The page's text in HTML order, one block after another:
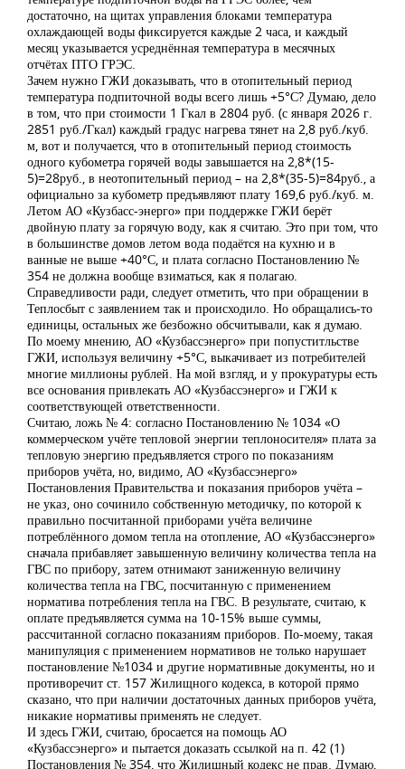
достаточно, на щитах управления блоками температура
охлаждающей воды фиксируется каждые 2 часа, и каждый
месяц указывается усреднённая температура в месячных
отчётах ПТО ГРЭС.
Зачем нужно ГЖИ доказывать, что в отопительный период
температура подпиточной воды всего лишь +5°С? Думаю, дело
в том, что при стоимости 1 Гкал в 2804 руб. (с января 2026 г.
2851 руб./Гкал) каждый градус нагрева тянет на 2,8 руб./куб.
м, вот и получается, что в отопительный период стоимость
одного кубометра горячей воды завышается на 2,8*(15-
5)=28руб., в неотопительный период – на 2,8*(35-5)=84руб., а
официально за кубометр предъявляют плату 169,6 руб./куб. м.
Летом АО «Кузбасс-энерго» при поддержке ГЖИ берёт
двойную плату за горячую воду, как я считаю. Это при том, что
в большинстве домов летом вода подаётся на кухню и в
ванные не выше +40°С, и плата согласно Постановлению №
354 не должна вообще взиматься, как я полагаю.
Справедливости ради, следует отметить, что при обращении в
Теплосбыт с заявлением так и происходило. Но обращались-то
единицы, остальных же безбожно обсчитывали, как я думаю.
По моему мнению, АО «Кузбассэнерго» при попуститльстве
ГЖИ, используя величину +5°С, выкачивает из потребителей
многие миллионы рублей. На мой взгляд, и у прокуратуры есть
все основания привлекать АО «Кузбассэнерго» и ГЖИ к
соответствующей ответственности.
Считаю, ложь № 4: согласно Постановлению № 1034 «О
коммерческом учёте тепловой энергии теплоносителя» плата за
тепловую энергию предъявляется строго по показаниям
приборов учёта, но, видимо, АО «Кузбассэнерго»
Постановления Правительства и показания приборов учёта –
не указ, оно сочинило собственную методичку, по которой к
правильно посчитанной приборами учёта величине
потреблённого домом тепла на отопление, АО «Кузбассэнерго»
сначала прибавляет завышенную величину количества тепла на
ГВС по прибору, затем отнимают заниженную величину
количества тепла на ГВС, посчитанную с применением
норматива потребления тепла на ГВС. В результате, считаю, к
оплате предъявляется сумма на 10-15% выше суммы,
рассчитанной согласно показаниям приборов. По-моему, такая
манипуляция с применением нормативов не только нарушает
постановление №1034 и другие нормативные документы, но и
противоречит ст. 157 Жилищного кодекса, в которой прямо
сказано, что при наличии достаточных данных приборов учёта,
никакие нормативы применять не следует.
И здесь ГЖИ, считаю, бросается на помощь АО
«Кузбассэнерго» и пытается доказать ссылкой на п. 42 (1)
Постановления № 354, что Жилищный кодекс не прав. Думаю,